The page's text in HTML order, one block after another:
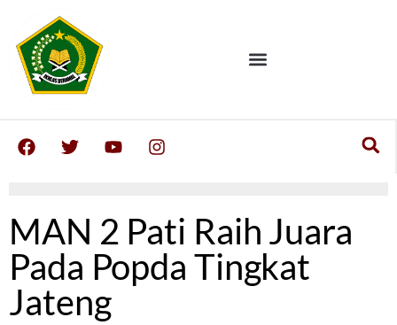
MAN 2 Pati Raih Juara
Pada Popda Tingkat
Jateng